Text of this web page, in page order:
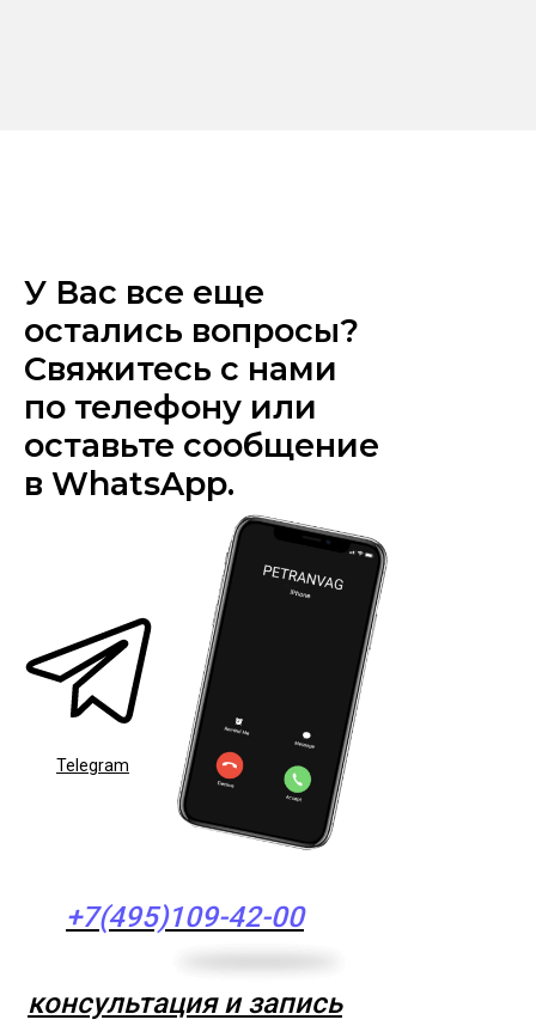
У Вас все еще
остались вопросы?
Свяжитесь с нами
по телефону или
оставьте сообщение
в WhatsApp.
Telegram
+7(495)109-42-00
консультация и запись